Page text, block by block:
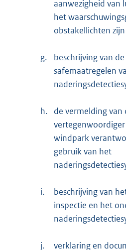
aanwezigheid van
het
obstakellichten
g.
beschrijving van
safemaatregelen
h.
de vermelding van
windpark
gebruik van het
i.
beschrijving van
inspectie en het
j.
verklaring en